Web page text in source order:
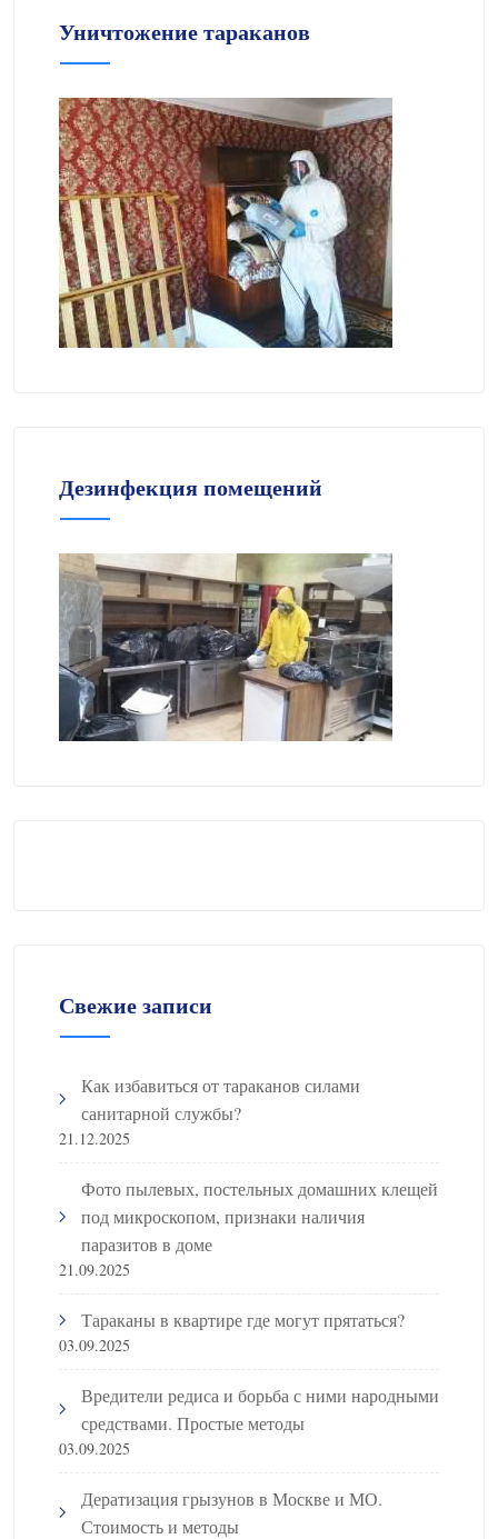
Уничтожение тараканов
Дезинфекция помещений
Свежие записи
Как избавиться от тараканов силами
санитарной службы?
21.12.2025
Фото пылевых, постельных домашних клещей
под микроскопом, признаки наличия
паразитов в доме
21.09.2025
Тараканы в квартире где могут прятаться?
03.09.2025
Вредители редиса и борьба с ними народными
средствами. Простые методы
03.09.2025
Дератизация грызунов в Москве и МО.
Стоимость и методы